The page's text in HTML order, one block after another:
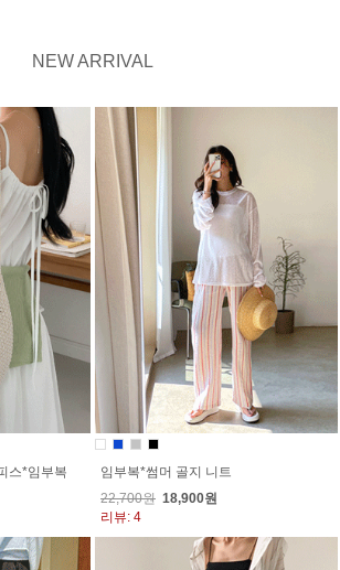
NEW ARRIVAL
스*임부복
임부복*썸머 골지 니트
22,700원 18,900원
리뷰: 4